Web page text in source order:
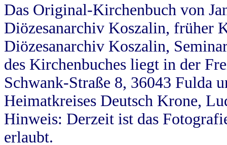
Das Original-Kirchenbuch von
Diözesanarchiv Koszalin, früher
Diözesanarchiv Koszalin,
des Kirchenbuches liegt in der
Schwank-Straße 8, 36043 Fulda
Heimatkreises Deutsch Krone,
Hinweis: Derzeit ist das
erlaubt.